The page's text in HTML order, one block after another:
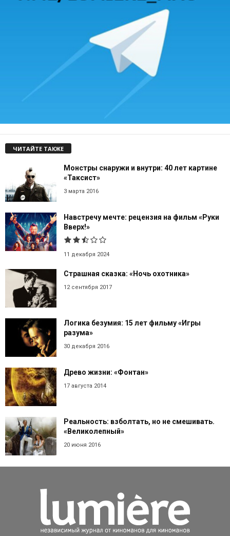
ЧИТАЙТЕ ТАКЖЕ
Монстры снаружи и внутри: 40 лет картине
«Таксист»
3 марта 2016
Навстречу мечте: рецензия на фильм «Руки
Вверх!»
11 декабря 2024
Страшная сказка: «Ночь охотника»
12 сентября 2017
Логика безумия: 15 лет фильму «Игры
разума»
30 декабря 2016
Древо жизни: «Фонтан»
17 августа 2014
Реальность: взболтать, но не смешивать.
«Великолепный»
20 июня 2016